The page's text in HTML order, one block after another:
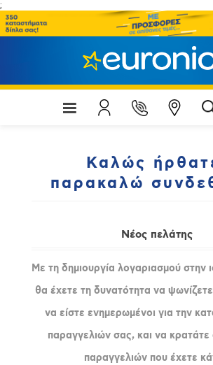
;
Καλώς
παρακαλώ
Νέος πελάτης
Με τη δημιουργία λογαριασμού στην
θα έχετε τη δυνατότητα να
να είστε ενημερωμένοι για την
παραγγελιών σας, και να κρατάτε
παραγγελιών που έχετε